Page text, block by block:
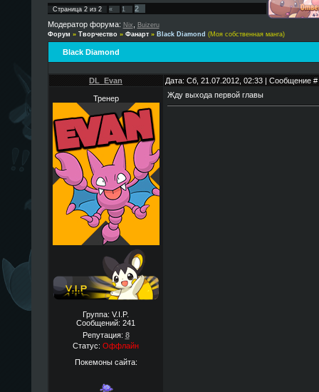
Страница 2из 2 « 1
2
Модератор форума: Nix
Buizeru
Форум » Творчество » Фанарт » Black Diamond (Моя собственная манга)
Black Diamond
DL_Evan Дата: Сб, 21.07.2012, 02:33 | Сообщение #
Тренер
Группа: V.I.P.
Сообщений: 241
Репутация: 8
Статус: Оффлайн
Покемоны сайта:
Жду выхода первой главы